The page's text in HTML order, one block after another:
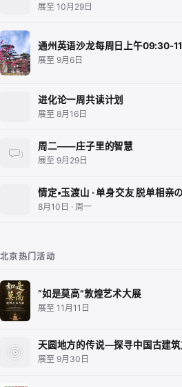
展至 10月29日
通州英语沙龙每周日上午09:30-
展至 9月6日
进化论一周共读计划
展至 8月16日
周二——庄子里的智慧
展至 9月29日
情定•玉渡山 · 单身交友 脱单相亲
8月10日 · 周一
北京热门活动
“如是莫高”敦煌艺术大展
展至 11月11日
天圆地方的传说—探寻中国古建
展至 9月30日